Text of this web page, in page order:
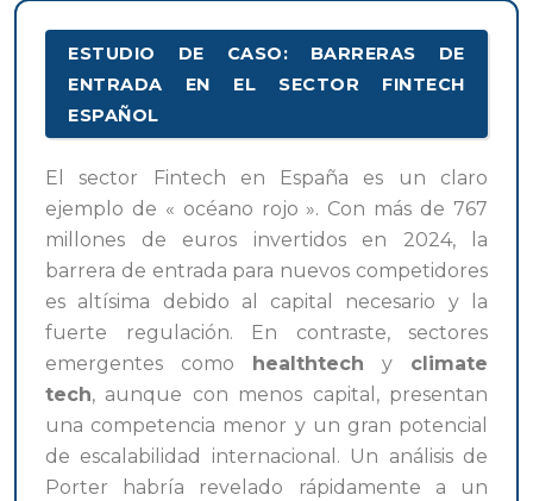
ESTUDIO DE CASO: BARRERAS DE
ENTRADA EN EL SECTOR FINTECH
ESPAÑOL
El sector Fintech en España es un claro
ejemplo de « océano rojo ». Con más de 767
millones de euros invertidos en 2024, la
barrera de entrada para nuevos competidores
es altísima debido al capital necesario y la
fuerte regulación. En contraste, sectores
emergentes como
healthtech y climate
tech, aunque con menos capital, presentan
una competencia menor y un gran potencial
de escalabilidad internacional. Un análisis de
Porter habría revelado rápidamente a un